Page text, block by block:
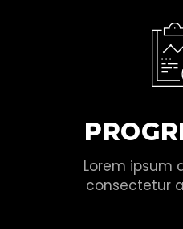
Lorem ipsum
consectetur